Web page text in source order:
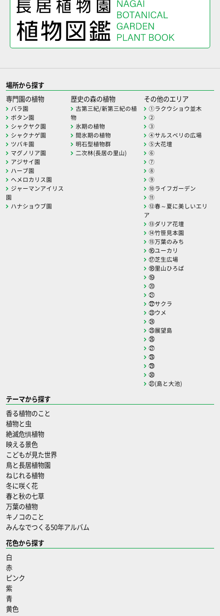
場所から探す
専門園の植物
バラ園
ボタン園
シャクヤク園
シャクナゲ園
ツバキ園
マグノリア園
アジサイ園
ハーブ園
ヘメロカリス園
ジャーマンアイリス
園
ハナショウブ園
歴史の森の植物
古第三紀/新第三紀の植
物
氷期の植物
間氷期の植物
明石型植物群
二次林(長居の里山)
その他のエリア
①ラクウショウ並木
②
③
④サルスベリの広場
⑤大花壇
⑥
⑦
⑧
⑨
⑩ライフガーデン
⑪
⑫春～夏に美しいエリ
ア
⑬ダリア花壇
⑭竹笹見本園
⑮万葉のみち
⑯ユーカリ
⑰芝生広場
⑱里山ひろば
⑲
⑳
㉑
㉒サクラ
㉓ウメ
㉔
㉕展望島
㉖
㉗
㉘
㉙
㉚
㉛(島と大池)
テーマから探す
香る植物のこと
植物と虫
絶滅危惧植物
映える景色
こどもが見た世界
鳥と長居植物園
ねじれる植物
冬に咲く花
春と秋の七草
万葉の植物
キノコのこと
みんなでつくる50年アルバム
花色から探す
白
赤
ピンク
紫
青
黄色